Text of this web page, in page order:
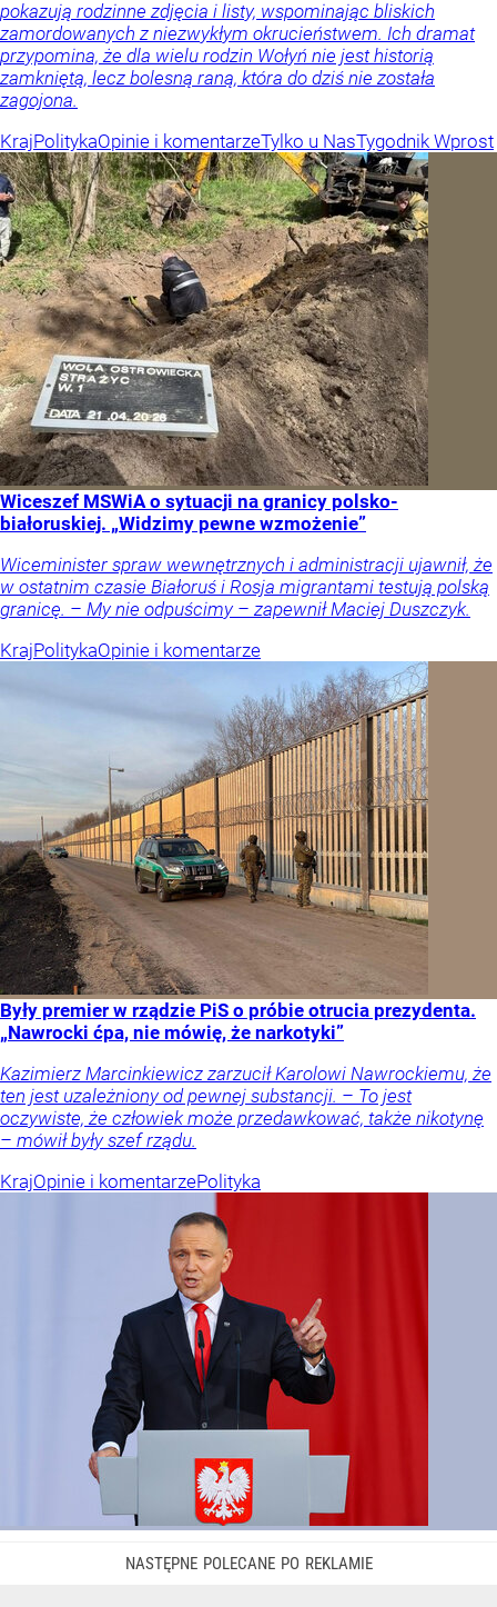
pokazują rodzinne zdjęcia i listy, wspominając bliskich
zamordowanych z niezwykłym okrucieństwem. Ich dramat
przypomina, że dla wielu rodzin Wołyń nie jest historią
zamkniętą, lecz bolesną raną, która do dziś nie została
zagojona.
KrajPolitykaOpinie i komentarzeTylko u NasTygodnik Wprost
Wiceszef MSWiA o sytuacji na granicy polsko-
białoruskiej. „Widzimy pewne wzmożenie”
Wiceminister spraw wewnętrznych i administracji ujawnił, że
w ostatnim czasie Białoruś i Rosja migrantami testują polską
granicę. – My nie odpuścimy – zapewnił Maciej Duszczyk.
KrajPolitykaOpinie i komentarze
Były premier w rządzie PiS o próbie otrucia prezydenta.
„Nawrocki ćpa, nie mówię, że narkotyki”
Kazimierz Marcinkiewicz zarzucił Karolowi Nawrockiemu, że
ten jest uzależniony od pewnej substancji. – To jest
oczywiste, że człowiek może przedawkować, także nikotynę
– mówił były szef rządu.
KrajOpinie i komentarzePolityka